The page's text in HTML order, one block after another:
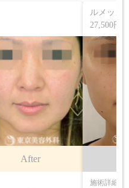
After
ルメッカ
27,500円(
施術詳細